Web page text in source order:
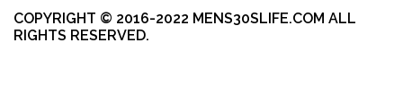
COPYRIGHT © 2016-2022 MENS30SLIFE.COM ALL
RIGHTS RESERVED.